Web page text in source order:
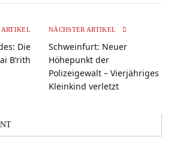
ARTIKEL
Die
B‘rith
NÄCHSTER ARTIKEL
Schweinfurt: Neuer
Höhepunkt der
Polizeigewalt – Vierjähriges
Kleinkind verletzt